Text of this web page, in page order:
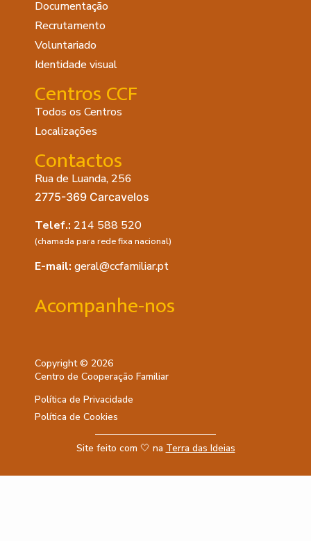
Acompanhe-nos
Copyright © 2026
Centro de Cooperação Familiar
Política de Privacidade
Política de Cookies
Documentação
Recrutamento
Voluntariado
Identidade visual
Centros CCF
Todos os Centros
Localizações
Contactos
Rua de Luanda, 256
2775-369 Carcavelos
Telef.: 214 588 520
(chamada para rede fixa nacional)
E-mail: geral@ccfamiliar.pt
Site feito com 🤍 na Terra das Ideias